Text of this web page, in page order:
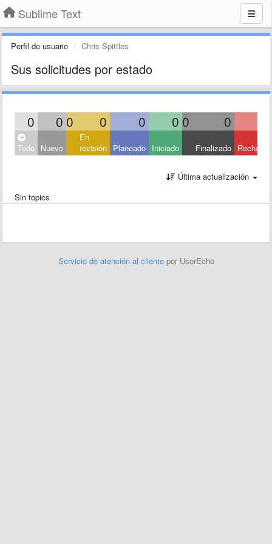
Sublime Text
Perfil de usuario Chris Spittles
Sus solicitudes por estado
0 0 0 0 0 0 0 0
Todo Nuevo
En
revisión Planeado Iniciado Finalizado
Última actualización
Sin topics
Servicio de atención al cliente por UserEcho